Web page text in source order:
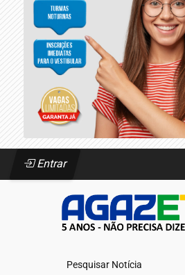
Entrar
Pesquisar Notícia